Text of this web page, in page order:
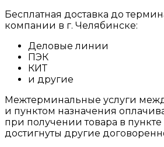
Бесплатная доставка до
компании в г. Челябинске:
Деловые линии
ПЭК
КИТ
и другие
Межтерминальные услуги
и пунктом назначения
при получении товара в
достигнуты другие